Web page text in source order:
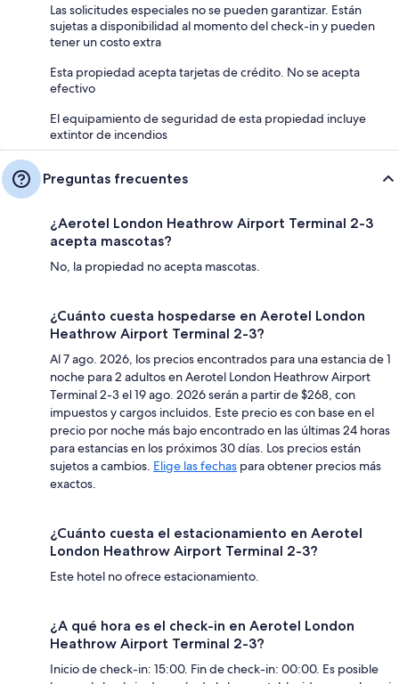
Las solicitudes especiales no se pueden garantizar. Están
sujetas a disponibilidad al momento del check-in y pueden
tener un costo extra
Esta propiedad acepta tarjetas de crédito. No se acepta
efectivo
El equipamiento de seguridad de esta propiedad incluye
extintor de incendios
Preguntas frecuentes
¿Aerotel London Heathrow Airport Terminal 2-3
acepta mascotas?
No, la propiedad no acepta mascotas.
¿Cuánto cuesta hospedarse en Aerotel London
Heathrow Airport Terminal 2-3?
Al 7 ago. 2026, los precios encontrados para una estancia de 1
noche para 2 adultos en Aerotel London Heathrow Airport
Terminal 2-3 el 19 ago. 2026 serán a partir de $268, con
impuestos y cargos incluidos. Este precio es con base en el
precio por noche más bajo encontrado en las últimas 24 horas
para estancias en los próximos 30 días. Los precios están
sujetos a cambios. Elige las fechas para obtener precios más
exactos.
¿Cuánto cuesta el estacionamiento en Aerotel
London Heathrow Airport Terminal 2-3?
Este hotel no ofrece estacionamiento.
¿A qué hora es el check-in en Aerotel London
Heathrow Airport Terminal 2-3?
Inicio de check-in: 15:00. Fin de check-in: 00:00. Es posible